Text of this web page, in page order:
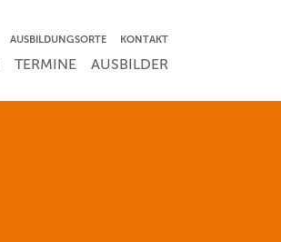
AUSBILDUNGSORTE KONTAKT
TERMINE AUSBILDER